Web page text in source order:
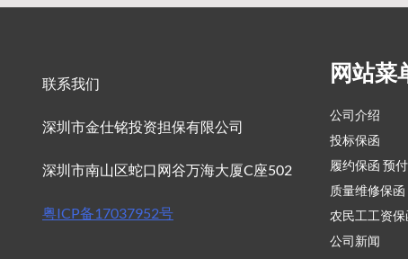
联系我们
深圳市金仕铭投资担保有限公司
深圳市南山区蛇口网谷万海大厦C座502
粤ICP备17037952号
网站菜
公司介绍
投标保函
履约保函 预
质量维修保函
农民工工资保
公司新闻